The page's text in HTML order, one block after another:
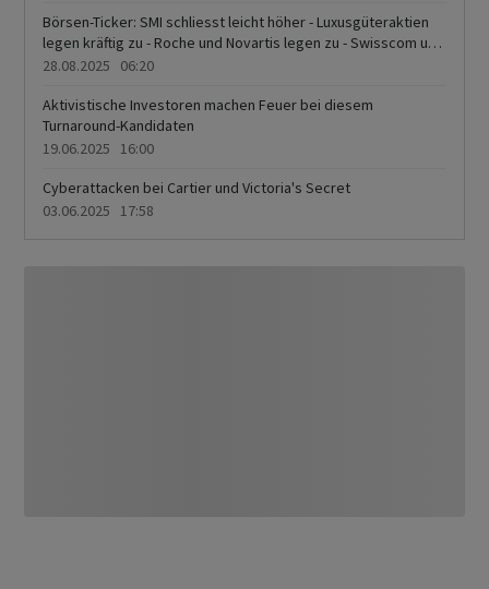
Börsen-Ticker: SMI schliesst leicht höher - Luxusgüteraktien
legen kräftig zu - Roche und Novartis legen zu - Swisscom und
Alcon verlieren
28.08.2025 06:20
Aktivistische Investoren machen Feuer bei diesem
Turnaround-Kandidaten
19.06.2025 16:00
Cyberattacken bei Cartier und Victoria's Secret
03.06.2025 17:58